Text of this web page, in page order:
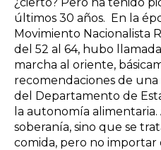
últimos 30 años. En la
Movimiento Nacionalista
del 52 al 64, hubo
marcha al oriente,
recomendaciones de una
del Departamento de
la autonomía
soberanía, sino que se
comida, pero no importar